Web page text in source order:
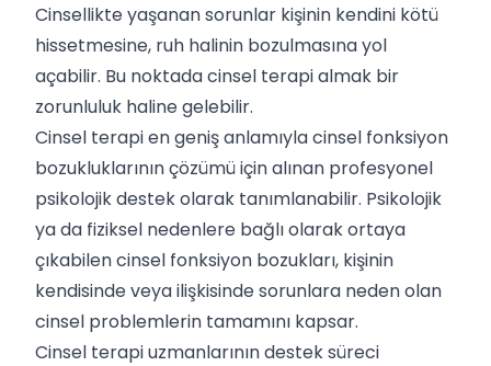
Cinsellikte yaşanan sorunlar kişinin kendini kötü
hissetmesine, ruh halinin bozulmasına yol
açabilir. Bu noktada cinsel terapi almak bir
zorunluluk haline gelebilir.
Cinsel terapi en geniş anlamıyla cinsel fonksiyon
bozukluklarının çözümü için alınan profesyonel
psikolojik destek olarak tanımlanabilir. Psikolojik
ya da fiziksel nedenlere bağlı olarak ortaya
çıkabilen cinsel fonksiyon bozukları, kişinin
kendisinde veya ilişkisinde sorunlara neden olan
cinsel problemlerin tamamını kapsar.
Cinsel terapi uzmanlarının destek süreci